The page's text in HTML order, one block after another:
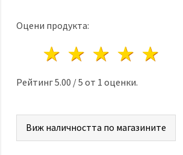
Оцени продукта:
4
3 звезди
2 звезди
1 звезда
Рейтинг5.00 /5 от 1 оценки.
Виж наличността по магазините